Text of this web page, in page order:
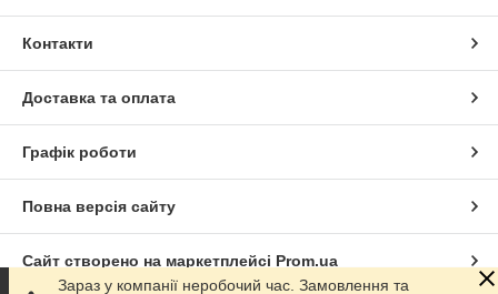
Контакти
Доставка та оплата
Графік роботи
Повна версія сайту
Сайт створено на маркетплейсі Prom.ua
Зараз у компанії неробочий час. Замовлення та